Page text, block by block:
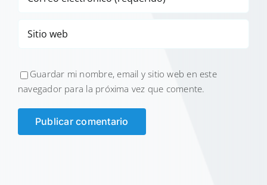
Guardar mi nombre, email y sitio web en este
navegador para la próxima vez que comente.